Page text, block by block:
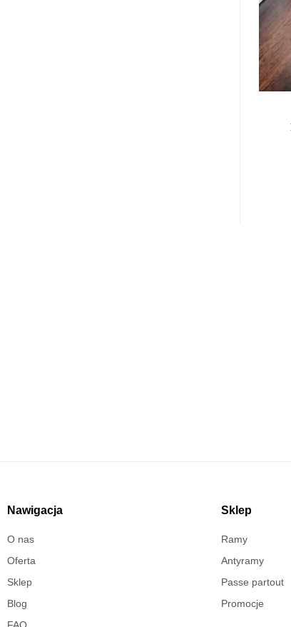
Nawigacja
O nas
Oferta
Sklep
Blog
Sklep
Ramy
Antyramy
Passe partout
Promocje